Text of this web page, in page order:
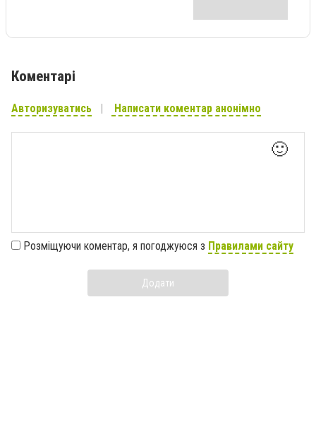
Коментарі
Авторизуватись Написати коментар анонімно
🙂
Розміщуючи коментар, я погоджуюся з Правилами сайту
Додати